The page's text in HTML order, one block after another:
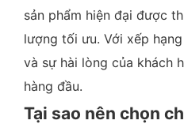
sản phẩm hiện đại được
lượng tối ưu. Với xếp
và sự hài lòng của khách
hàng đầu.
Tại sao nên chọn